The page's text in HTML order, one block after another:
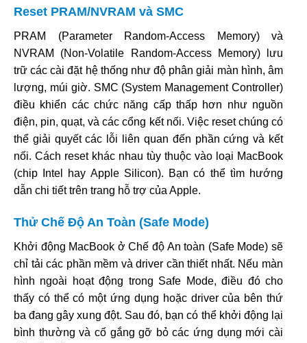
Reset PRAM/NVRAM và SMC
PRAM (Parameter Random-Access Memory) và
NVRAM (Non-Volatile Random-Access Memory) lưu
trữ các cài đặt hệ thống như độ phân giải màn hình, âm
lượng, múi giờ. SMC (System Management Controller)
điều khiển các chức năng cấp thấp hơn như nguồn
điện, pin, quạt, và các cổng kết nối. Việc reset chúng có
thể giải quyết các lỗi liên quan đến phần cứng và kết
nối. Cách reset khác nhau tùy thuộc vào loại MacBook
(chip Intel hay Apple Silicon). Bạn có thể tìm hướng
dẫn chi tiết trên trang hỗ trợ của Apple.
Thử Chế Độ An Toàn (Safe Mode)
Khởi động MacBook ở Chế độ An toàn (Safe Mode) sẽ
chỉ tải các phần mềm và driver cần thiết nhất. Nếu màn
hình ngoài hoạt động trong Safe Mode, điều đó cho
thấy có thể có một ứng dụng hoặc driver của bên thứ
ba đang gây xung đột. Sau đó, bạn có thể khởi động lại
bình thường và cố gắng gỡ bỏ các ứng dụng mới cài